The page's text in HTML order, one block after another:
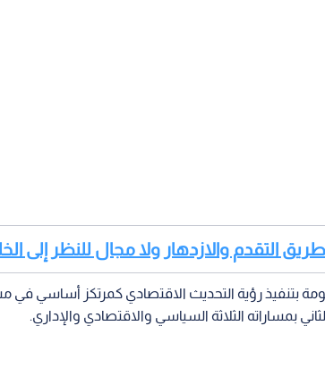
التقدم والازدهار ولا مجال للنظر إلى
بتنفيذ رؤية التحديث الاقتصادي كمرتكز أساسي في
بمساراته الثلاثة السياسي والاقتصادي والإداري.